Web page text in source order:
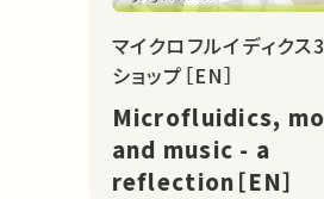
マイクロフルイディク
ショップ［EN］
Microfluidics,
and music - a
reflection［EN］